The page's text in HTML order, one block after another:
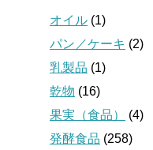
オイル (1)
パン／ケーキ (2)
乳製品 (1)
乾物 (16)
果実（食品）
(4)
発酵食品 (258)